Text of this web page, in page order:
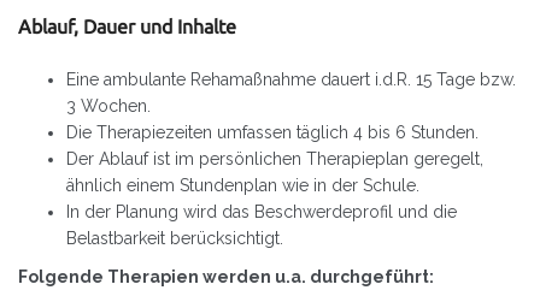
Ablauf, Dauer und Inhalte
Eine ambulante Rehamaßnahme dauert i.d.R. 15 Tage bzw.
3 Wochen.
Die Therapiezeiten umfassen täglich 4 bis 6 Stunden.
Der Ablauf ist im persönlichen Therapieplan geregelt,
ähnlich einem Stundenplan wie in der Schule.
In der Planung wird das Beschwerdeprofil und die
Belastbarkeit berücksichtigt.
Folgende Therapien werden u.a. durchgeführt: